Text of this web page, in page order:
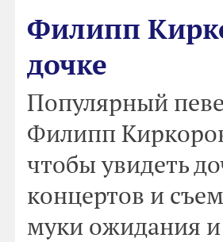
Филипп
дочке
Популярный
Филипп
чтобы увидеть
концертов и
муки ожидания